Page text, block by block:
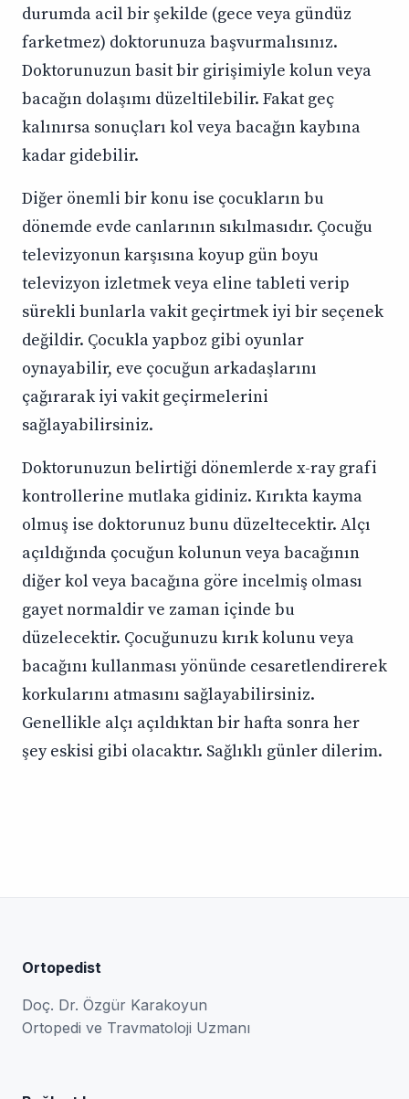
durumda acil bir şekilde (gece veya gündüz
farketmez) doktorunuza başvurmalısınız.
Doktorunuzun basit bir girişimiyle kolun veya
bacağın dolaşımı düzeltilebilir. Fakat geç
kalınırsa sonuçları kol veya bacağın kaybına
kadar gidebilir.
Diğer önemli bir konu ise çocukların bu
dönemde evde canlarının sıkılmasıdır. Çocuğu
televizyonun karşısına koyup gün boyu
televizyon izletmek veya eline tableti verip
sürekli bunlarla vakit geçirtmek iyi bir seçenek
değildir. Çocukla yapboz gibi oyunlar
oynayabilir, eve çocuğun arkadaşlarını
çağırarak iyi vakit geçirmelerini
sağlayabilirsiniz.
Doktorunuzun belirtiği dönemlerde x-ray grafi
kontrollerine mutlaka gidiniz. Kırıkta kayma
olmuş ise doktorunuz bunu düzeltecektir. Alçı
açıldığında çocuğun kolunun veya bacağının
diğer kol veya bacağına göre incelmiş olması
gayet normaldir ve zaman içinde bu
düzelecektir. Çocuğunuzu kırık kolunu veya
bacağını kullanması yönünde cesaretlendirerek
korkularını atmasını sağlayabilirsiniz.
Genellikle alçı açıldıktan bir hafta sonra her
şey eskisi gibi olacaktır. Sağlıklı günler dilerim.
Ortopedist
Doç. Dr. Özgür Karakoyun
Ortopedi ve Travmatoloji Uzmanı